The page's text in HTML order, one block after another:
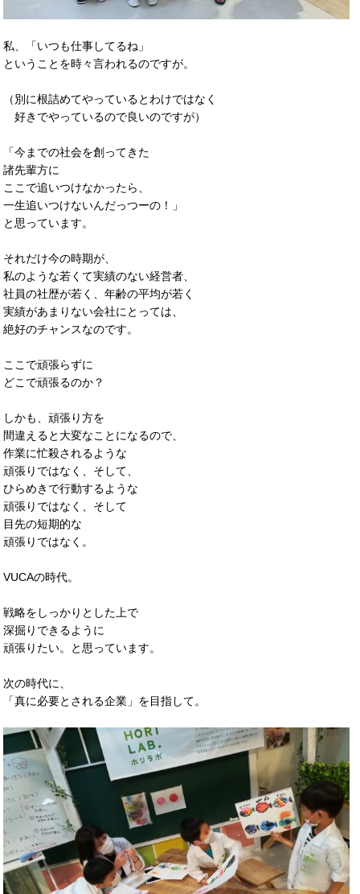
私、「いつも仕事してるね」
ということを時々言われるのですが。
（別に根詰めてやっているとわけではなく
好きでやっているので良いのですが）
「今までの社会を創ってきた
諸先輩方に
ここで追いつけなかったら、
一生追いつけないんだっつーの！」
と思っています。
それだけ今の時期が、
私のような若くて実績のない経営者、
社員の社歴が若く、年齢の平均が若く
実績があまりない会社にとっては、
絶好のチャンスなのです。
ここで頑張らずに
どこで頑張るのか？
しかも、頑張り方を
間違えると大変なことになるので、
作業に忙殺されるような
頑張りではなく、そして、
ひらめきで行動するような
頑張りではなく、そして
目先の短期的な
頑張りではなく。
VUCAの時代。
戦略をしっかりとした上で
深掘りできるように
頑張りたい。と思っています。
次の時代に、
「真に必要とされる企業」を目指して。